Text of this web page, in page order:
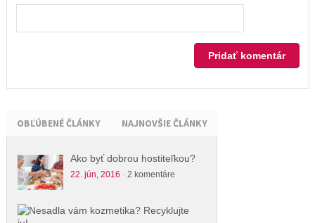
OBĽÚBENÉ ČLÁNKY NAJNOVŠIE ČLÁNKY
Ako byť dobrou hostiteľkou?
22. jún, 2016 · 2 komentáre